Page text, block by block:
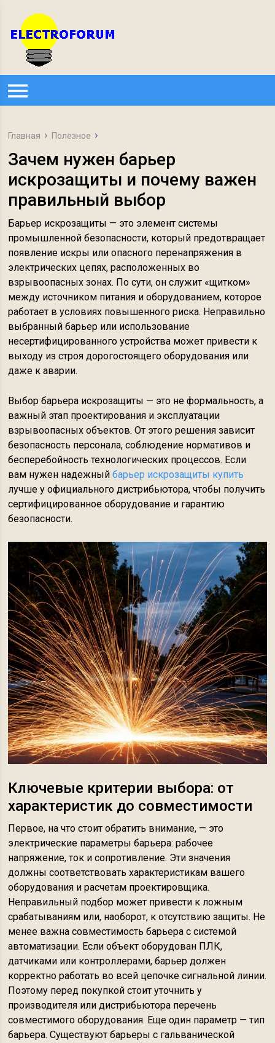
Главная Полезное
Зачем нужен барьер
искрозащиты и почему важен
правильный выбор
Барьер искрозащиты — это элемент системы
промышленной безопасности, который предотвращает
появление искры или опасного перенапряжения в
электрических цепях, расположенных во
взрывоопасных зонах. По сути, он служит «щитком»
между источником питания и оборудованием, которое
работает в условиях повышенного риска. Неправильно
выбранный барьер или использование
несертифицированного устройства может привести к
выходу из строя дорогостоящего оборудования или
даже к аварии.
Выбор барьера искрозащиты — это не формальность, а
важный этап проектирования и эксплуатации
взрывоопасных объектов. От этого решения зависит
безопасность персонала, соблюдение нормативов и
бесперебойность технологических процессов. Если
вам нужен надежныйбарьер искрозащиты купить
лучше у официального дистрибьютора, чтобы получить
сертифицированное оборудование и гарантию
безопасности.
Ключевые критерии выбора: от
характеристик до совместимости
Первое, на что стоит обратить внимание, — это
электрические параметры барьера: рабочее
напряжение, ток и сопротивление. Эти значения
должны соответствовать характеристикам вашего
оборудования и расчетам проектировщика.
Неправильный подбор может привести к ложным
срабатываниям или, наоборот, к отсутствию защиты. Не
менее важна совместимость барьера с системой
автоматизации. Если объект оборудован ПЛК,
датчиками или контроллерами, барьер должен
корректно работать во всей цепочке сигнальной линии.
Поэтому перед покупкой стоит уточнить у
производителя или дистрибьютора перечень
совместимого оборудования. Еще один параметр — тип
барьера. Существуют барьеры с гальванической